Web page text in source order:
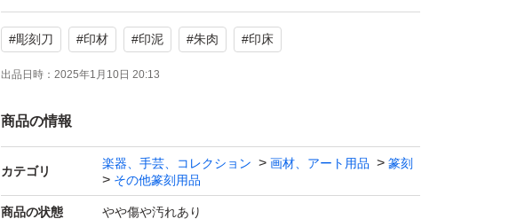
#彫刻刀 #印材 #印泥 #朱肉 #印床
出品日時： 2025年1月10日 20:13
商品の情報
カテゴリ
楽器、手芸、コレクション 画材、アート用品
篆刻
その他篆刻用品
商品の状態 やや傷や汚れあり